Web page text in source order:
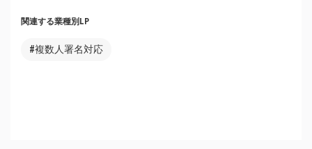
関連する業種別LP
#複数人署名対応